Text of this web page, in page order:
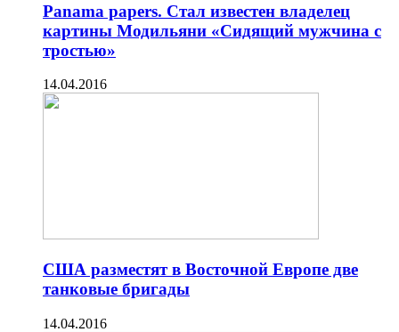
Panama papers. Стал известен владелец
картины Модильяни «Сидящий мужчина с
тростью»
14.04.2016
США разместят в Восточной Европе две
танковые бригады
14.04.2016